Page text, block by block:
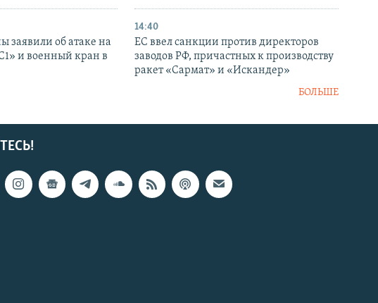
заявили об атаке на
и военный кран в
14:40
ЕС ввел санкции против директоров
заводов РФ, причастных к производству
ракет «Сармат» и «Искандер»
БОЛЬШЕ